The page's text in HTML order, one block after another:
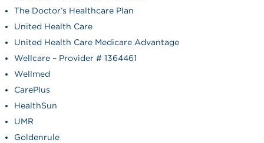
The Doctor’s Healthcare Plan
United Health Care
United Health Care Medicare Advantage
Wellcare – Provider # 1364461
Wellmed
CarePlus
HealthSun
UMR
Goldenrule